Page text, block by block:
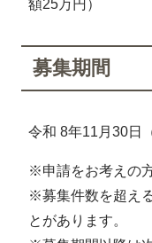
額25万円）
募集期間
令和 8年11月30日
※申請をお考えの
※募集件数を超え
とがあります。